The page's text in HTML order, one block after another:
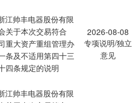
江帅丰电器股份有限
关于本次交易符合
重大资产重组管理办
条及不适用第四十三
四条规定的说明
2026-08-08
专项说明/独立
意见
江帅丰电器股份有限